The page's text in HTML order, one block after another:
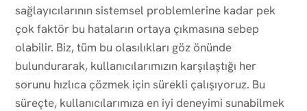
sağlayıcılarının sistemsel problemlerine kadar pek
çok faktör bu hataların ortaya çıkmasına sebep
olabilir. Biz, tüm bu olasılıkları göz önünde
bulundurarak, kullanıcılarımızın karşılaştığı her
sorunu hızlıca çözmek için sürekli çalışıyoruz. Bu
süreçte, kullanıcılarımıza en iyi deneyimi sunabilmek